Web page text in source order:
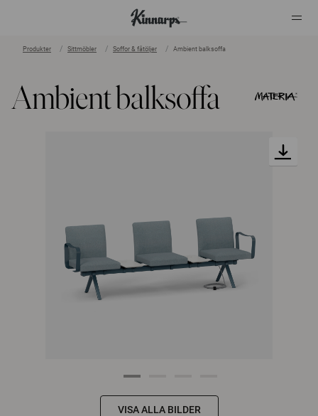
Produkter Sittmöbler Soffor & fåtöljer Ambient balksoffa
Ambient balksoffa
VISA ALLA BILDER